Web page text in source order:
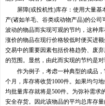
屏障(或投机性)库存：使用大量基
产(诸如羊毛、谷类或动物产品)的公
波动的物品而实现可观的节约，这种
涨价的物品在现行价格较低时便买进
交易中的重要因素包括价格趋势、废
的范围。显然，由此而实现的节约是对
作为例子，考虑一种典型的成品，
个月，库存将收货1000件。如果均匀
均批量库存就将是500件。为弥补需求
安全存货。因此该物品的平均总库存